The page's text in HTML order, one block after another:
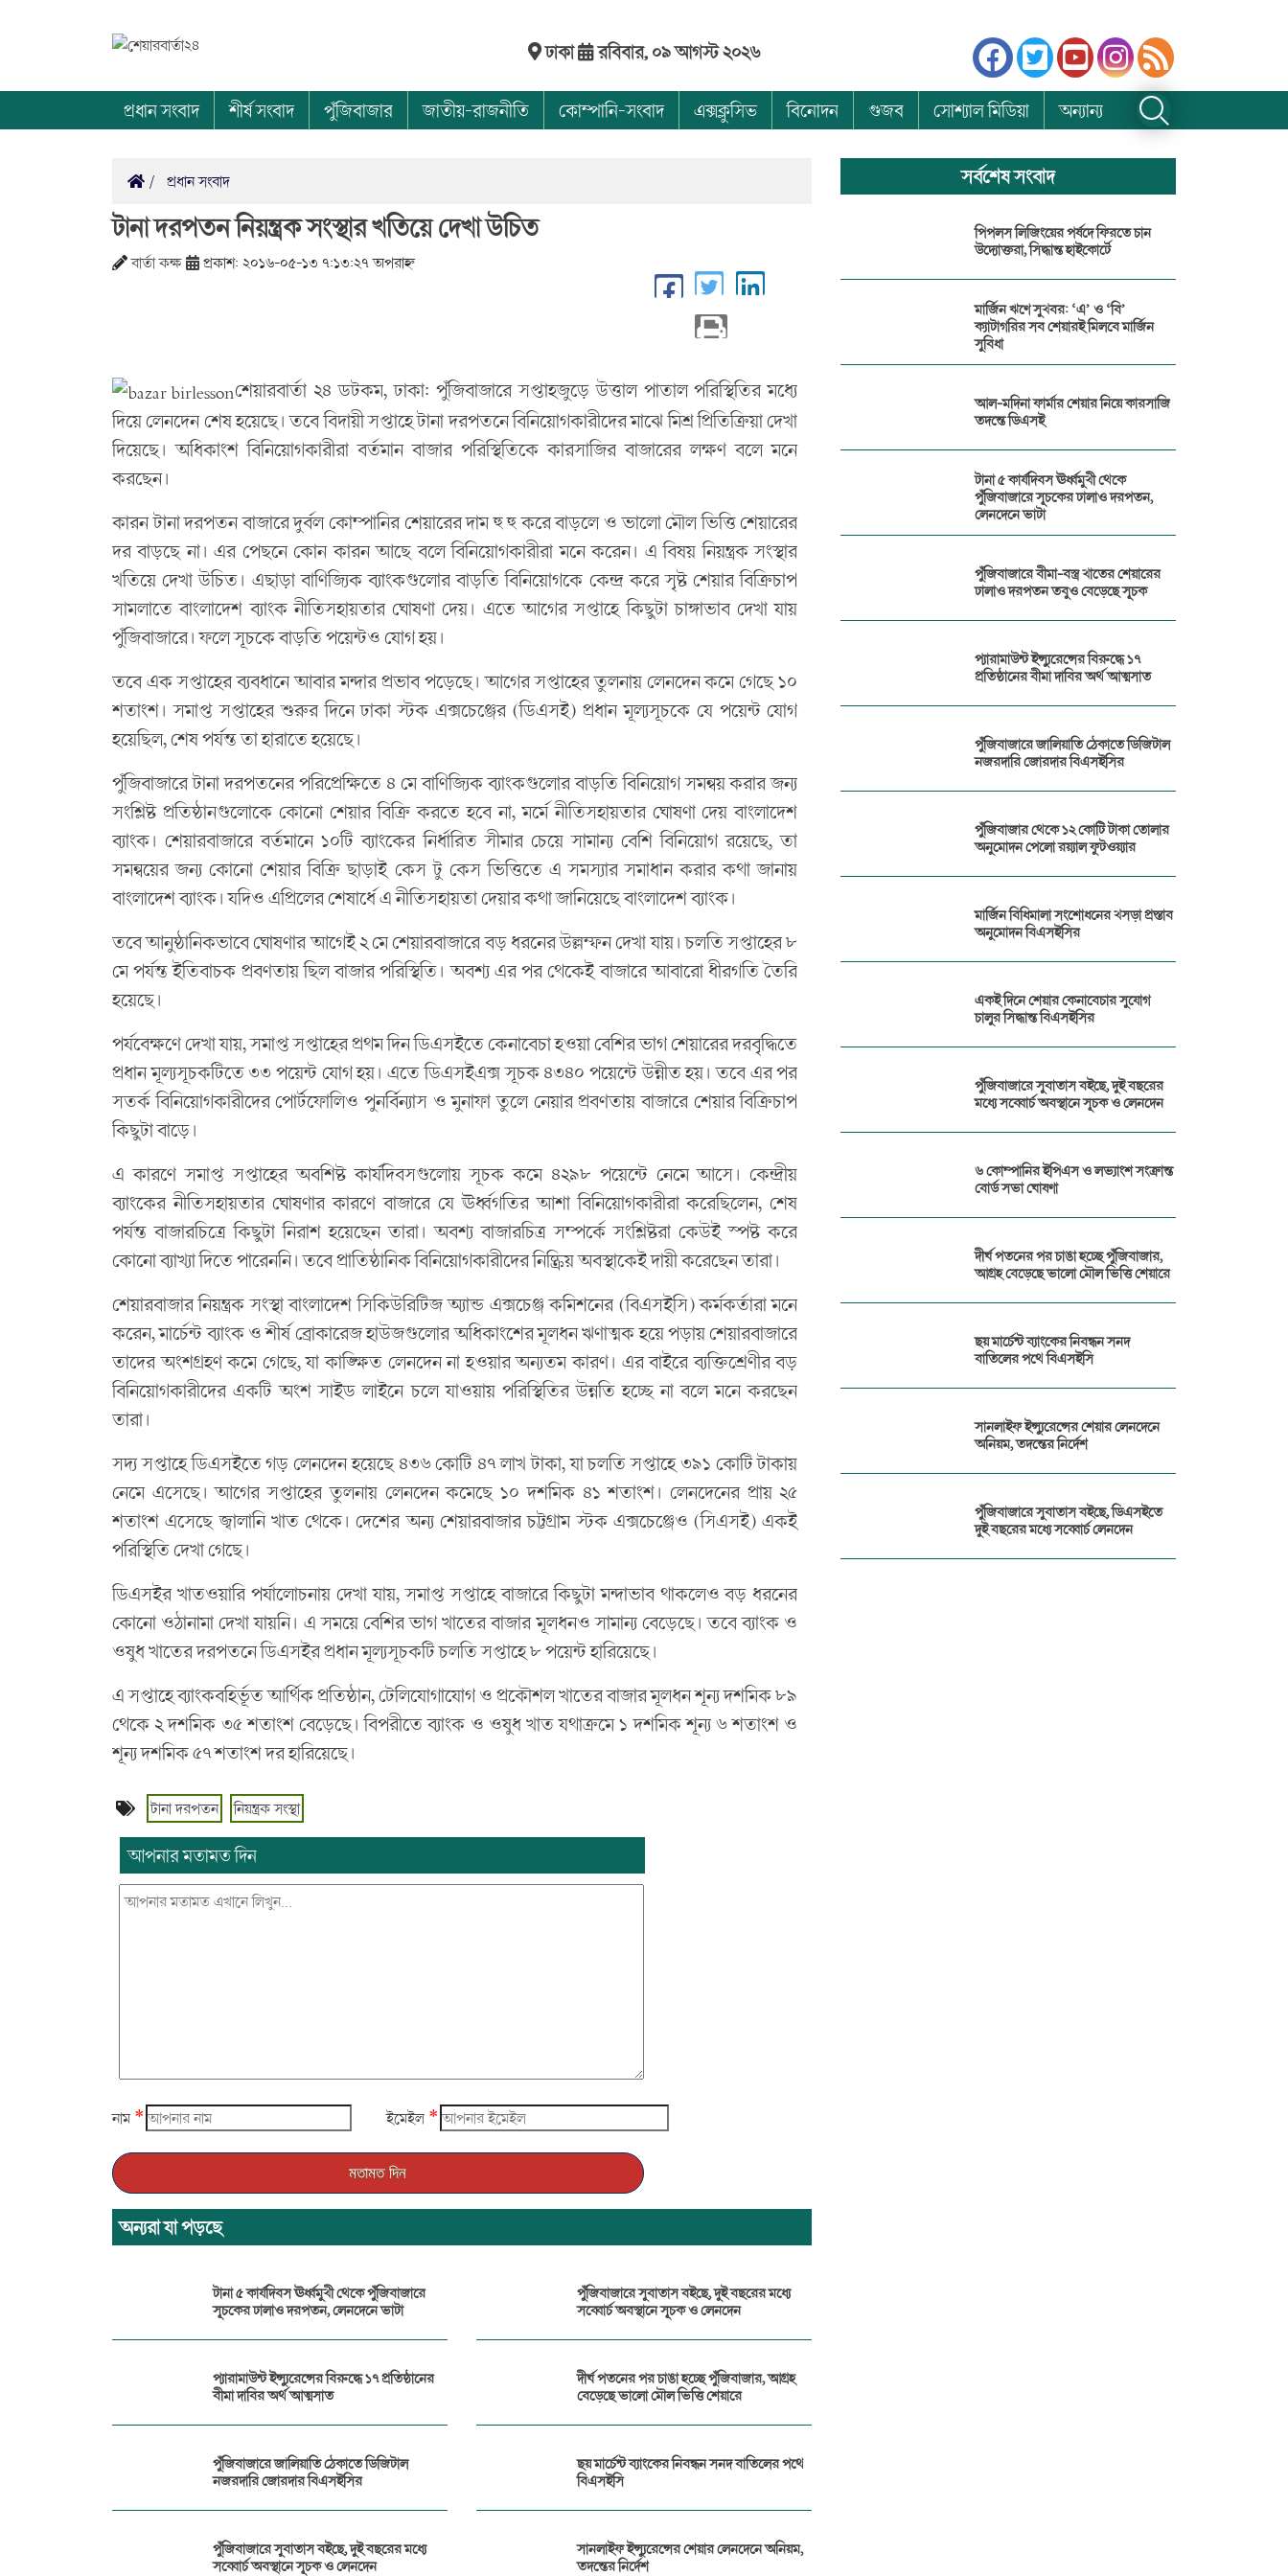
ঢাকা রবিবার, ০৯ আগস্ট ২০২৬
প্রধান সংবাদ শীর্ষ সংবাদ পুঁজিবাজার জাতীয়-রাজনীতি কোম্পানি-সংবাদ এক্সক্লুসিভ বিনোদন গুজব সোশ্যাল মিডিয়া অন্যান্য
প্রধান সংবাদ
টানা দরপতন নিয়ন্ত্রক সংস্থার খতিয়ে দেখা উচিত
বার্তা কক্ষ প্রকাশ: ২০১৬-০৫-১৩ ৭:১৩:২৭ অপরাহ্ন
শেয়ারবার্তা ২৪ ডটকম, ঢাকা: পুঁজিবাজারে সপ্তাহজুড়ে উত্তাল পাতাল পরিস্থিতির মধ্যে
দিয়ে লেনদেন শেষ হয়েছে। তবে বিদায়ী সপ্তাহে টানা দরপতনে বিনিয়োগকারীদের মাঝে মিশ্র প্রিতিক্রিয়া দেখা
দিয়েছে। অধিকাংশ বিনিয়োগকারীরা বর্তমান বাজার পরিস্থিতিকে কারসাজির বাজারের লক্ষণ বলে মনে
করছেন।
কারন টানা দরপতন বাজারে দুর্বল কোম্পানির শেয়ারের দাম হু হু করে বাড়লে ও ভালো মৌল ভিত্তি শেয়ারের
দর বাড়ছে না। এর পেছনে কোন কারন আছে বলে বিনিয়োগকারীরা মনে করেন। এ বিষয় নিয়ন্ত্রক সংস্থার
খতিয়ে দেখা উচিত। এছাড়া বাণিজ্যিক ব্যাংকগুলোর বাড়তি বিনিয়োগকে কেন্দ্র করে সৃষ্ট শেয়ার বিক্রিচাপ
সামলাতে বাংলাদেশ ব্যাংক নীতিসহায়তার ঘোষণা দেয়। এতে আগের সপ্তাহে কিছুটা চাঙ্গাভাব দেখা যায়
পুঁজিবাজারে। ফলে সূচকে বাড়তি পয়েন্টও যোগ হয়।
তবে এক সপ্তাহের ব্যবধানে আবার মন্দার প্রভাব পড়েছে। আগের সপ্তাহের তুলনায় লেনদেন কমে গেছে ১০
শতাংশ। সমাপ্ত সপ্তাহের শুরুর দিনে ঢাকা স্টক এক্সচেঞ্জের (ডিএসই) প্রধান মূল্যসূচকে যে পয়েন্ট যোগ
হয়েছিল, শেষ পর্যন্ত তা হারাতে হয়েছে।
পুঁজিবাজারে টানা দরপতনের পরিপ্রেক্ষিতে ৪ মে বাণিজ্যিক ব্যাংকগুলোর বাড়তি বিনিয়োগ সমন্বয় করার জন্য
সংশ্লিষ্ট প্রতিষ্ঠানগুলোকে কোনো শেয়ার বিক্রি করতে হবে না, মর্মে নীতিসহায়তার ঘোষণা দেয় বাংলাদেশ
ব্যাংক। শেয়ারবাজারে বর্তমানে ১০টি ব্যাংকের নির্ধারিত সীমার চেয়ে সামান্য বেশি বিনিয়োগ রয়েছে, তা
সমন্বয়ের জন্য কোনো শেয়ার বিক্রি ছাড়াই কেস টু কেস ভিত্তিতে এ সমস্যার সমাধান করার কথা জানায়
বাংলাদেশ ব্যাংক। যদিও এপ্রিলের শেষার্ধে এ নীতিসহায়তা দেয়ার কথা জানিয়েছে বাংলাদেশ ব্যাংক।
তবে আনুষ্ঠানিকভাবে ঘোষণার আগেই ২ মে শেয়ারবাজারে বড় ধরনের উল্লম্ফন দেখা যায়। চলতি সপ্তাহের ৮
মে পর্যন্ত ইতিবাচক প্রবণতায় ছিল বাজার পরিস্থিতি। অবশ্য এর পর থেকেই বাজারে আবারো ধীরগতি তৈরি
হয়েছে।
পর্যবেক্ষণে দেখা যায়, সমাপ্ত সপ্তাহের প্রথম দিন ডিএসইতে কেনাবেচা হওয়া বেশির ভাগ শেয়ারের দরবৃদ্ধিতে
প্রধান মূল্যসূচকটিতে ৩৩ পয়েন্ট যোগ হয়। এতে ডিএসইএক্স সূচক ৪৩৪০ পয়েন্টে উন্নীত হয়। তবে এর পর
সতর্ক বিনিয়োগকারীদের পোর্টফোলিও পুনর্বিন্যাস ও মুনাফা তুলে নেয়ার প্রবণতায় বাজারে শেয়ার বিক্রিচাপ
কিছুটা বাড়ে।
এ কারণে সমাপ্ত সপ্তাহের অবশিষ্ট কার্যদিবসগুলোয় সূচক কমে ৪২৯৮ পয়েন্টে নেমে আসে। কেন্দ্রীয়
ব্যাংকের নীতিসহায়তার ঘোষণার কারণে বাজারে যে ঊর্ধ্বগতির আশা বিনিয়োগকারীরা করেছিলেন, শেষ
পর্যন্ত বাজারচিত্রে কিছুটা নিরাশ হয়েছেন তারা। অবশ্য বাজারচিত্র সম্পর্কে সংশ্লিষ্টরা কেউই স্পষ্ট করে
কোনো ব্যাখ্যা দিতে পারেননি। তবে প্রাতিষ্ঠানিক বিনিয়োগকারীদের নিষ্ক্রিয় অবস্থাকেই দায়ী করেছেন তারা।
শেয়ারবাজার নিয়ন্ত্রক সংস্থা বাংলাদেশ সিকিউরিটিজ অ্যান্ড এক্সচেঞ্জ কমিশনের (বিএসইসি) কর্মকর্তারা মনে
করেন, মার্চেন্ট ব্যাংক ও শীর্ষ ব্রোকারেজ হাউজগুলোর অধিকাংশের মূলধন ঋণাত্মক হয়ে পড়ায় শেয়ারবাজারে
তাদের অংশগ্রহণ কমে গেছে, যা কাঙ্ক্ষিত লেনদেন না হওয়ার অন্যতম কারণ। এর বাইরে ব্যক্তিশ্রেণীর বড়
বিনিয়োগকারীদের একটি অংশ সাইড লাইনে চলে যাওয়ায় পরিস্থিতির উন্নতি হচ্ছে না বলে মনে করছেন
তারা।
সদ্য সপ্তাহে ডিএসইতে গড় লেনদেন হয়েছে ৪৩৬ কোটি ৪৭ লাখ টাকা, যা চলতি সপ্তাহে ৩৯১ কোটি টাকায়
নেমে এসেছে। আগের সপ্তাহের তুলনায় লেনদেন কমেছে ১০ দশমিক ৪১ শতাংশ। লেনদেনের প্রায় ২৫
শতাংশ এসেছে জ্বালানি খাত থেকে। দেশের অন্য শেয়ারবাজার চট্টগ্রাম স্টক এক্সচেঞ্জেও (সিএসই) একই
পরিস্থিতি দেখা গেছে।
ডিএসইর খাতওয়ারি পর্যালোচনায় দেখা যায়, সমাপ্ত সপ্তাহে বাজারে কিছুটা মন্দাভাব থাকলেও বড় ধরনের
কোনো ওঠানামা দেখা যায়নি। এ সময়ে বেশির ভাগ খাতের বাজার মূলধনও সামান্য বেড়েছে। তবে ব্যাংক ও
ওষুধ খাতের দরপতনে ডিএসইর প্রধান মূল্যসূচকটি চলতি সপ্তাহে ৮ পয়েন্ট হারিয়েছে।
এ সপ্তাহে ব্যাংকবহির্ভূত আর্থিক প্রতিষ্ঠান, টেলিযোগাযোগ ও প্রকৌশল খাতের বাজার মূলধন শূন্য দশমিক ৮৯
থেকে ২ দশমিক ৩৫ শতাংশ বেড়েছে। বিপরীতে ব্যাংক ও ওষুধ খাত যথাক্রমে ১ দশমিক শূন্য ৬ শতাংশ ও
শূন্য দশমিক ৫৭ শতাংশ দর হারিয়েছে।
টানা দরপতন নিয়ন্ত্রক সংস্থা
আপনার মতামত দিন
নাম * ইমেইল *
অন্যরা যা পড়ছে
টানা ৫ কার্যদিবস ঊর্ধ্বমুখী থেকে পুঁজিবাজারে
সূচকের ঢালাও দরপতন, লেনদেনে ভাটা
প্যারামাউন্ট ইন্স্যুরেন্সের বিরুদ্ধে ১৭ প্রতিষ্ঠানের
বীমা দাবির অর্থ আত্মসাত
পুঁজিবাজারে জালিয়াতি ঠেকাতে ডিজিটাল
নজরদারি জোরদার বিএসইসির
পুঁজিবাজারে সুবাতাস বইছে, দুই বছরের মধ্যে
সব্বোর্চ অবস্থানে সূচক ও লেনদেন
পুঁজিবাজারে সুবাতাস বইছে, দুই বছরের মধ্যে
সব্বোর্চ অবস্থানে সূচক ও লেনদেন
দীর্ঘ পতনের পর চাঙা হচ্ছে পুঁজিবাজার, আগ্রহ
বেড়েছে ভালো মৌল ভিত্তি শেয়ারে
ছয় মার্চেন্ট ব্যাংকের নিবন্ধন সনদ বাতিলের পথে
বিএসইসি
সানলাইফ ইন্স্যুরেন্সের শেয়ার লেনদেনে অনিয়ম,
তদন্তের নির্দেশ
সর্বশেষ সংবাদ
পিপলস লিজিংয়ের পর্ষদে ফিরতে চান
উদ্যোক্তরা, সিদ্ধান্ত হাইকোর্টে
মার্জিন ঋণে সুখবর: ‘এ’ ও ‘বি’
ক্যাটাগরির সব শেয়ারই মিলবে মার্জিন
সুবিধা
আল-মদিনা ফার্মার শেয়ার নিয়ে কারসাজি
তদন্তে ডিএসই
টানা ৫ কার্যদিবস ঊর্ধ্বমুখী থেকে
পুঁজিবাজারে সূচকের ঢালাও দরপতন,
লেনদেনে ভাটা
পুঁজিবাজারে বীমা-বস্ত্র খাতের শেয়ারের
ঢালাও দরপতন তবুও বেড়েছে সূচক
প্যারামাউন্ট ইন্স্যুরেন্সের বিরুদ্ধে ১৭
প্রতিষ্ঠানের বীমা দাবির অর্থ আত্মসাত
পুঁজিবাজারে জালিয়াতি ঠেকাতে ডিজিটাল
নজরদারি জোরদার বিএসইসির
পুঁজিবাজার থেকে ১২ কোটি টাকা তোলার
অনুমোদন পেলো রয়্যাল ফুটওয়্যার
মার্জিন বিধিমালা সংশোধনের খসড়া প্রস্তাব
অনুমোদন বিএসইসির
একই দিনে শেয়ার কেনাবেচার সুযোগ
চালুর সিদ্ধান্ত বিএসইসির
পুঁজিবাজারে সুবাতাস বইছে, দুই বছরের
মধ্যে সব্বোর্চ অবস্থানে সূচক ও লেনদেন
৬ কোম্পানির ইপিএস ও লভ্যাংশ সংক্রান্ত
বোর্ড সভা ঘোষণা
দীর্ঘ পতনের পর চাঙা হচ্ছে পুঁজিবাজার,
আগ্রহ বেড়েছে ভালো মৌল ভিত্তি শেয়ারে
ছয় মার্চেন্ট ব্যাংকের নিবন্ধন সনদ
বাতিলের পথে বিএসইসি
সানলাইফ ইন্স্যুরেন্সের শেয়ার লেনদেনে
অনিয়ম, তদন্তের নির্দেশ
পুঁজিবাজারে সুবাতাস বইছে, ডিএসইতে
দুই বছরের মধ্যে সব্বোর্চ লেনদেন